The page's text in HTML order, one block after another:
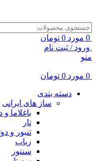
0 مورد 0 تومان
ورود / ثبت نام
منو
0 مورد 0 تومان
دسته بندی
ساز های ایرانی
باغلاما و
تار
تنبور و
رباب
سنتور